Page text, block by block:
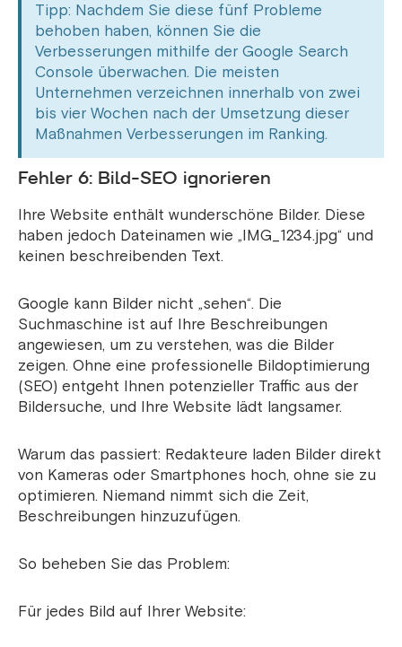
Tipp: Nachdem Sie diese fünf Probleme
behoben haben, können Sie die
Verbesserungen mithilfe der Google Search
Console überwachen. Die meisten
Unternehmen verzeichnen innerhalb von zwei
bis vier Wochen nach der Umsetzung dieser
Maßnahmen Verbesserungen im Ranking.
Fehler 6: Bild-SEO ignorieren
Ihre Website enthält wunderschöne Bilder. Diese
haben jedoch Dateinamen wie „IMG_1234.jpg“ und
keinen beschreibenden Text.
Google kann Bilder nicht „sehen“. Die
Suchmaschine ist auf Ihre Beschreibungen
angewiesen, um zu verstehen, was die Bilder
zeigen. Ohne eine professionelle Bildoptimierung
(SEO) entgeht Ihnen potenzieller Traffic aus der
Bildersuche, und Ihre Website lädt langsamer.
Warum das passiert: Redakteure laden Bilder direkt
von Kameras oder Smartphones hoch, ohne sie zu
optimieren. Niemand nimmt sich die Zeit,
Beschreibungen hinzuzufügen.
So beheben Sie das Problem:
Für jedes Bild auf Ihrer Website: